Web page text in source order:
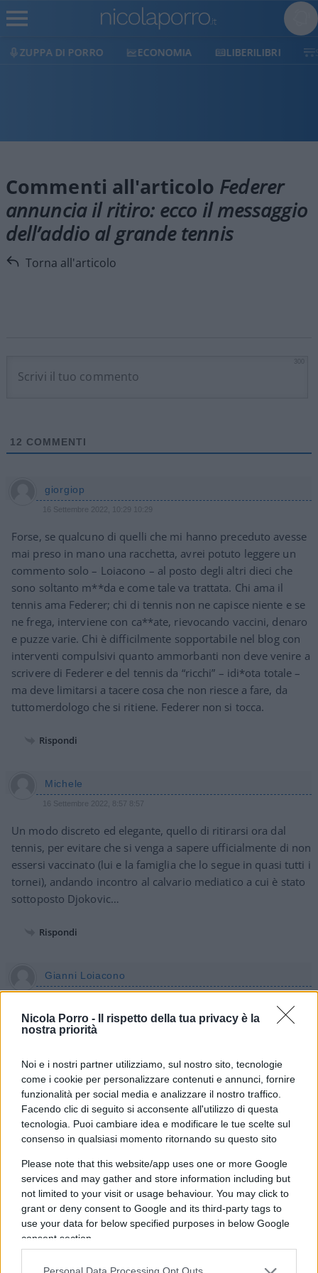
Nicola Porro -
Il rispetto della tua privacy è la
nostra priorità
Noi e i nostri partner utilizziamo, sul nostro sito, tecnologie
come i cookie per personalizzare contenuti e annunci, fornire
funzionalità per social media e analizzare il nostro traffico.
Facendo clic di seguito si acconsente all'utilizzo di questa
tecnologia. Puoi cambiare idea e modificare le tue scelte sul
consenso in qualsiasi momento ritornando su questo sito
Please note that this website/app uses one or more Google
services and may gather and store information including but
not limited to your visit or usage behaviour. You may click to
grant or deny consent to Google and its third-party tags to
use your data for below specified purposes in below Google
consent section.
ZUPPA DI PORRO ECONOMIA LIBERILIBRI
Commenti all'articolo Federer
annuncia il ritiro: ecco il messaggio
dell’addio al grande tennis
Torna all'articolo
12 COMMENTI
giorgiop
16 Settembre 2022, 10:29 10:29
Forse, se qualcuno di quelli che mi hanno preceduto avesse
mai preso in mano una racchetta, avrei potuto leggere un
commento solo – Loiacono – al posto degli altri dieci che
sono soltanto m**da e come tale va trattata. Chi ama il
tennis ama Federer; chi di tennis non ne capisce niente e se
ne frega, interviene con ca**ate, rievocando vaccini, denaro
e puzze varie. Chi è difficilmente sopportabile nel blog con
interventi compulsivi quanto ammorbanti non deve venire a
scrivere di Federer e del tennis da “ricchi” – idi*ota totale –
ma deve limitarsi a tacere cosa che non riesce a fare, da
tuttomerdologo che si ritiene. Federer non si tocca.
Rispondi
Michele
16 Settembre 2022, 8:57 8:57
Un modo discreto ed elegante, quello di ritirarsi ora dal
tennis, per evitare che si venga a sapere ufficialmente di non
essersi vaccinato (lui e la famiglia che lo segue in quasi tutti i
tornei), andando incontro al calvario mediatico a cui è stato
sottoposto Djokovic…
Rispondi
Gianni Loiacono
15 Settembre 2022, 18:25 18:25
Federer: Un gentiluomo sul campo e nella vita con movenze
da ballerino durante i suoi incontri.
Questo dal punto di vista del giocatore.
Rispondi
EL TRIPLEHP
15 Settembre 2022, 17:12 17:12
Poi, è ora di cambiare ICONA:
O Russo o Serbo, oggi, i MIGLIORI DEL MONDO.
decida Lei……….